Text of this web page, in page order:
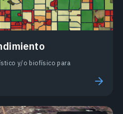
y/o biofísico para